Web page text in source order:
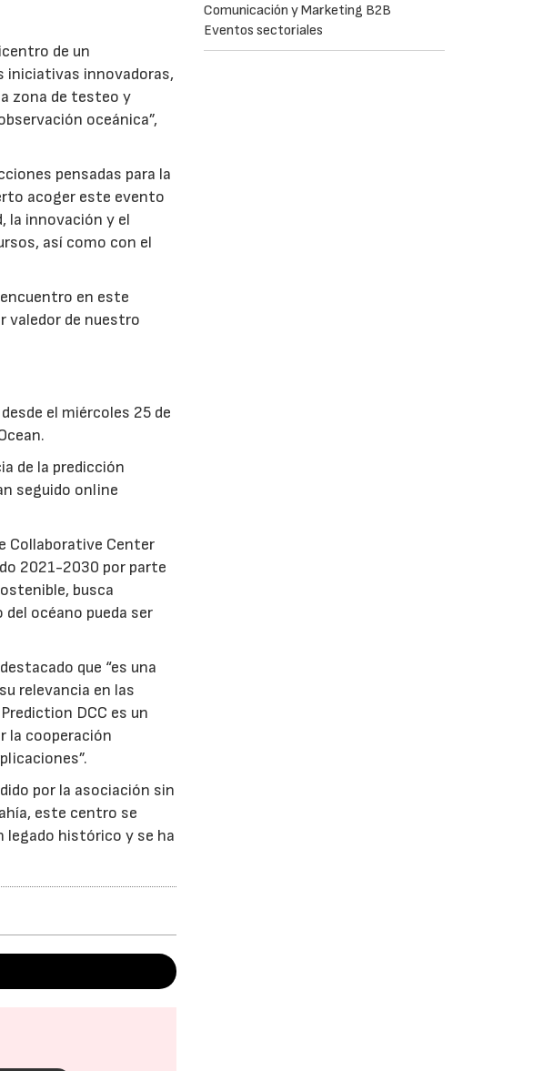
de un
iniciativas innovadoras,
zona de testeo y
oceánica”,
pensadas para la
acoger este evento
la innovación y el
así como con el
en este
valedor de nuestro
el miércoles 25 de
de la predicción
seguido online
Collaborative Center
2021-2030 por parte
busca
océano pueda ser
que “es una
relevancia en las
DCC es un
la cooperación
por la asociación sin
este centro se
legado histórico y se ha
Comunicación y Marketing B2B
Eventos sectoriales